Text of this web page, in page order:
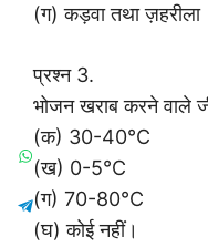
(ग) कड़वा तथा ज़हरीला
प्रश्न 3.
भोजन खराब करने वाले
(क) 30-40°C
(ख) 0-5°C
(ग) 70-80°C
(घ) कोई नहीं।